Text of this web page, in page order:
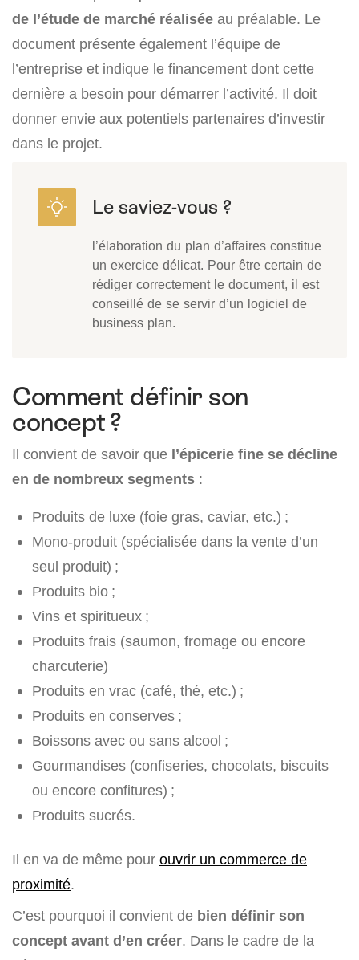
de l’étude de marché réalisée au préalable. Le
document présente également l’équipe de
l’entreprise et indique le financement dont cette
dernière a besoin pour démarrer l’activité. Il doit
donner envie aux potentiels partenaires d’investir
dans le projet.
l’élaboration du plan d’affaires constitue
un exercice délicat. Pour être certain de
rédiger correctement le document, il est
conseillé de se servir d’un logiciel de
business plan.
Comment définir son
concept ?
Il convient de savoir que l’épicerie fine se décline
en de nombreux segments :
Produits de luxe (foie gras, caviar, etc.) ;
Mono-produit (spécialisée dans la vente d’un
seul produit) ;
Produits bio ;
Vins et spiritueux ;
Produits frais (saumon, fromage ou encore
charcuterie)
Produits en vrac (café, thé, etc.) ;
Produits en conserves ;
Boissons avec ou sans alcool ;
Gourmandises (confiseries, chocolats, biscuits
ou encore confitures) ;
Produits sucrés.
Il en va de même pour ouvrir un commerce de
proximité.
C’est pourquoi il convient de bien définir son
concept avant d’en créer. Dans le cadre de la